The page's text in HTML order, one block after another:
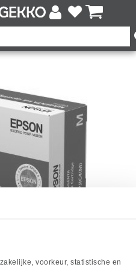
voorkeur, statistische en
1 STUK(S)